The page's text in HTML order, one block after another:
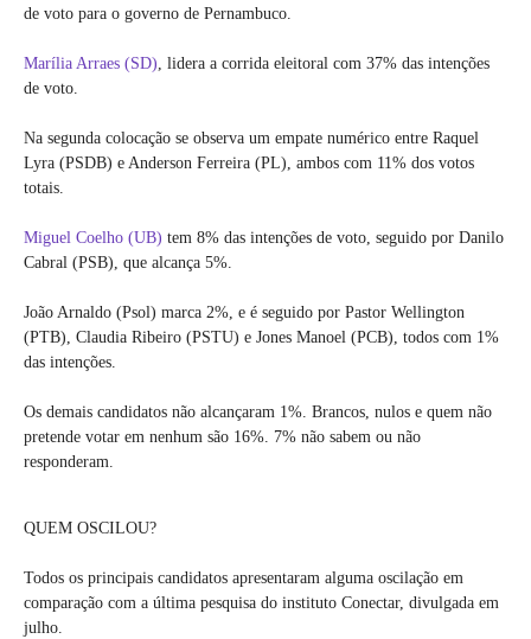
de voto para o governo de Pernambuco.
Marília Arraes (SD), lidera a corrida eleitoral com 37% das intenções
de voto.
Na segunda colocação se observa um empate numérico entre Raquel
Lyra (PSDB) e Anderson Ferreira (PL), ambos com 11% dos votos
totais.
Miguel Coelho (UB) tem 8% das intenções de voto, seguido por Danilo
Cabral (PSB), que alcança 5%.
João Arnaldo (Psol) marca 2%, e é seguido por Pastor Wellington
(PTB), Claudia Ribeiro (PSTU) e Jones Manoel (PCB), todos com 1%
das intenções.
Os demais candidatos não alcançaram 1%. Brancos, nulos e quem não
pretende votar em nenhum são 16%. 7% não sabem ou não
responderam.
QUEM OSCILOU?
Todos os principais candidatos apresentaram alguma oscilação em
comparação com a última pesquisa do instituto Conectar, divulgada em
julho.